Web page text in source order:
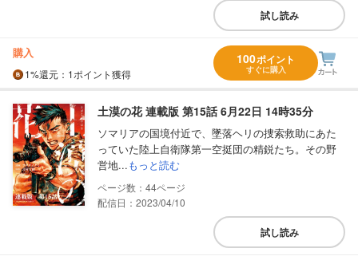
試し読み
購入
1%還元 ：1ポイント獲得
100ポイント
すぐに購入
土漠の花 連載版 第15話 6月22日 14時35分
ソマリアの国境付近で、墜落ヘリの捜索救助にあた
っていた陸上自衛隊第一空挺団の精鋭たち。その野
営地...もっと読む
44
配信日：2023/04/10
試し読み